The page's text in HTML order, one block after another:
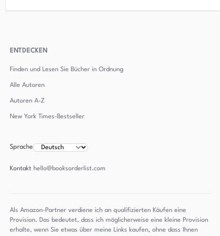
ENTDECKEN
Finden und Lesen Sie Bücher in Ordnung
Alle Autoren
Autoren A-Z
New York Times-Bestseller
Sprache
Kontakt hello@booksorderlist.com
Als Amazon-Partner verdiene ich an qualifizierten Käufen eine
Provision. Das bedeutet, dass ich möglicherweise eine kleine Provision
erhalte, wenn Sie etwas über meine Links kaufen, ohne dass Ihnen